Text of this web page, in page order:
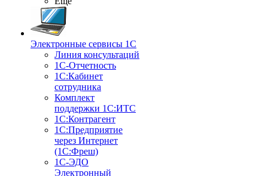
Электронные сервисы 1С
Линия консультаций
1С-Отчетность
1С:Кабинет
сотрудника
Комплект
поддержки 1С:ИТС
1С:Контрагент
1С:Предприятие
через Интернет
(1С:Фреш)
1С-ЭДО
Электронный